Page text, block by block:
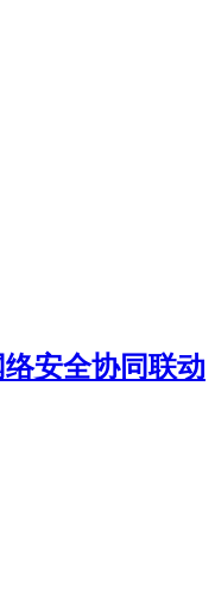
安全协同联动